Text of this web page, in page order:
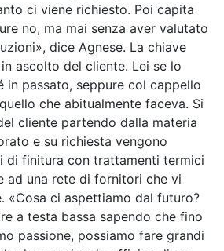
ci viene richiesto. Poi capita
no, ma mai senza aver valutato
dice Agnese. La chiave
ascolto del cliente. Lei se lo
in passato, seppure col cappello
che abitualmente faceva. Si
cliente partendo dalla materia
e su richiesta vengono
di finitura con trattamenti termici
ad una rete di fornitori che vi
«Cosa ci aspettiamo dal futuro?
a testa bassa sapendo che fino
passione, possiamo fare grandi